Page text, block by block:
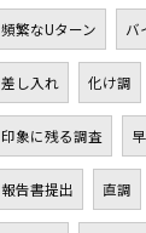
頻繁なUターン バ
差し入れ 化け調
印象に残る調査
報告書提出 直調